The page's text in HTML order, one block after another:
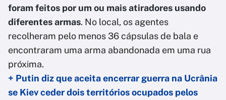
foram feitos por um ou mais atiradores usando
diferentes armas. No local, os agentes
recolheram pelo menos 36 cápsulas de bala e
encontraram uma arma abandonada em uma rua
próxima.
+ Putin diz que aceita encerrar guerra na Ucrânia
se Kiev ceder dois territórios ocupados pelos